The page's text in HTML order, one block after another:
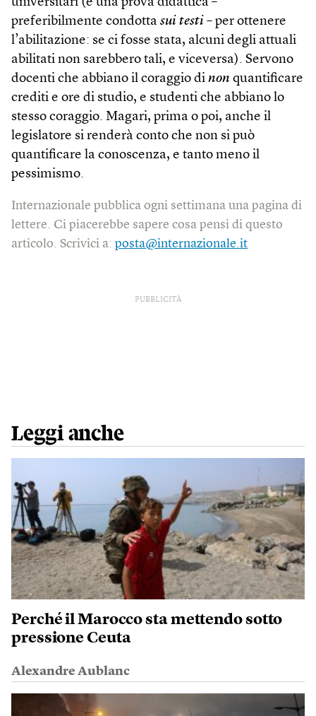
preferibilmente condotta sui testi – per ottenere
l’abilitazione: se ci fosse stata, alcuni degli attuali
abilitati non sarebbero tali, e viceversa). Servono
docenti che abbiano il coraggio di non quantificare
crediti e ore di studio, e studenti che abbiano lo
stesso coraggio. Magari, prima o poi, anche il
legislatore si renderà conto che non si può
quantificare la conoscenza, e tanto meno il
pessimismo.
Internazionale pubblica ogni settimana una pagina di
lettere. Ci piacerebbe sapere cosa pensi di questo
articolo. Scrivici a: posta@internazionale.it
PUBBLICITÀ
Leggi anche
Perché il Marocco sta mettendo sotto
pressione Ceuta
Alexandre Aublanc